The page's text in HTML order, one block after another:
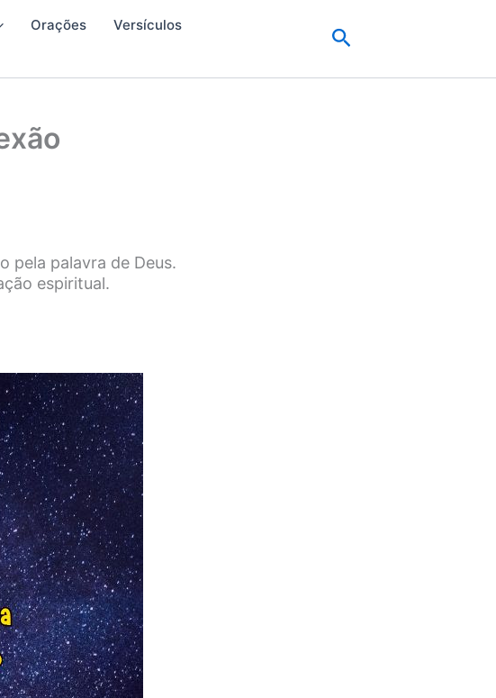
Orações
Versículos
Pesquisar
pela palavra de Deus.
espiritual.